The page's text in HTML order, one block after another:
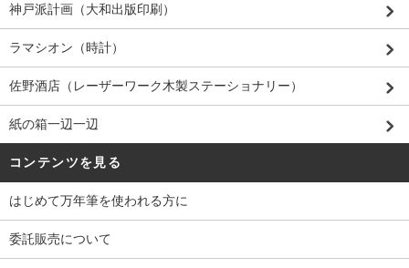
神戸派計画（大和出版印刷）
ラマシオン（時計）
佐野酒店（レーザーワーク木製ステーショナリー）
紙の箱一辺一辺
コンテンツを見る
はじめて万年筆を使われる方に
委託販売について